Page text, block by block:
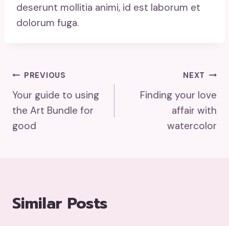
deserunt mollitia animi, id est laborum et
dolorum fuga.
Post
Navigation
PREVIOUS
Your guide to using
the Art Bundle for
good
NEXT
Finding your love
affair with
watercolor
Similar Posts